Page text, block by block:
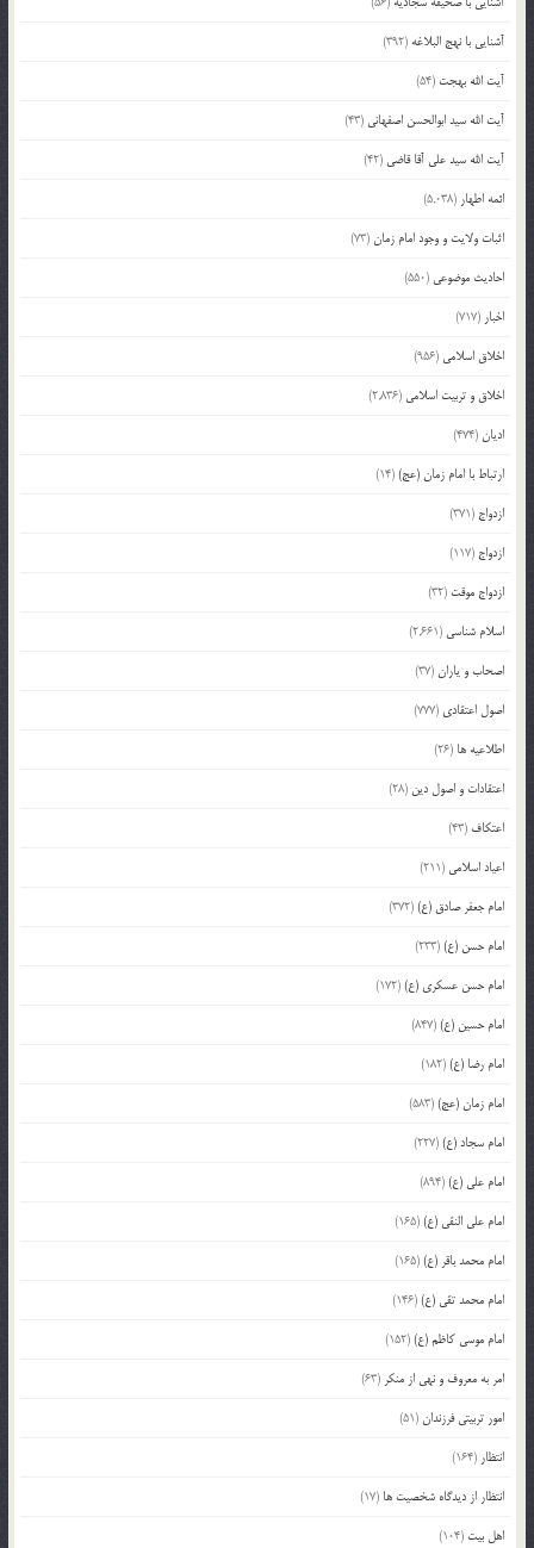
آشنایی با نهج البلاغه (392)
آیت الله بهجت (54)
آیت الله سید ابوالحسن اصفهانی (43)
آیت الله سید علی آقا قاضی (42)
ائمه اطهار (5,038)
اثبات ولایت و وجود امام زمان(73)
احادیث موضوعی (550)
اخبار (717)
اخلاق اسلامی (956)
اخلاق و تربیت اسلامی (2,836)
ادیان(474)
ارتباط با امام زمان (عج)(14)
ازدواج (371)
ازدواج (117)
ازدواج موقت (32)
اسلام شناسی (2,661)
اصحاب و یاران(37)
اصول اعتقادی (777)
اطلاعیه ها (26)
اعتقادات و اصول دین (28)
اعتکاف (43)
اعیاد اسلامی (211)
امام جعفر صادق (ع)(372)
امام حسن (ع)(233)
امام حسن عسکری (ع)(172)
امام حسین (ع)(847)
امام رضا (ع)(182)
امام زمان (عج)(583)
امام سجاد (ع)(227)
امام علی (ع)(894)
امام علی النقی (ع)(165)
امام محمد باقر (ع)(165)
امام محمد تقی (ع)(146)
امام موسی کاظم (ع)(152)
امر به معروف و نهی از منکر (63)
امور تربیتی فرزندان(51)
انتظار (164)
انتظار از دیدگاه شخصیت ها (17)
اهل بیت (104)